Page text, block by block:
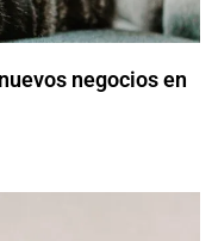
negocios en